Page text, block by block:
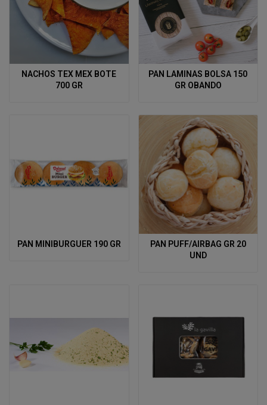
NACHOS TEX MEX BOTE
700 GR
PAN LAMINAS BOLSA 150
GR OBANDO
PAN MINIBURGUER 190 GR
PAN PUFF/AIRBAG GR 20
UND